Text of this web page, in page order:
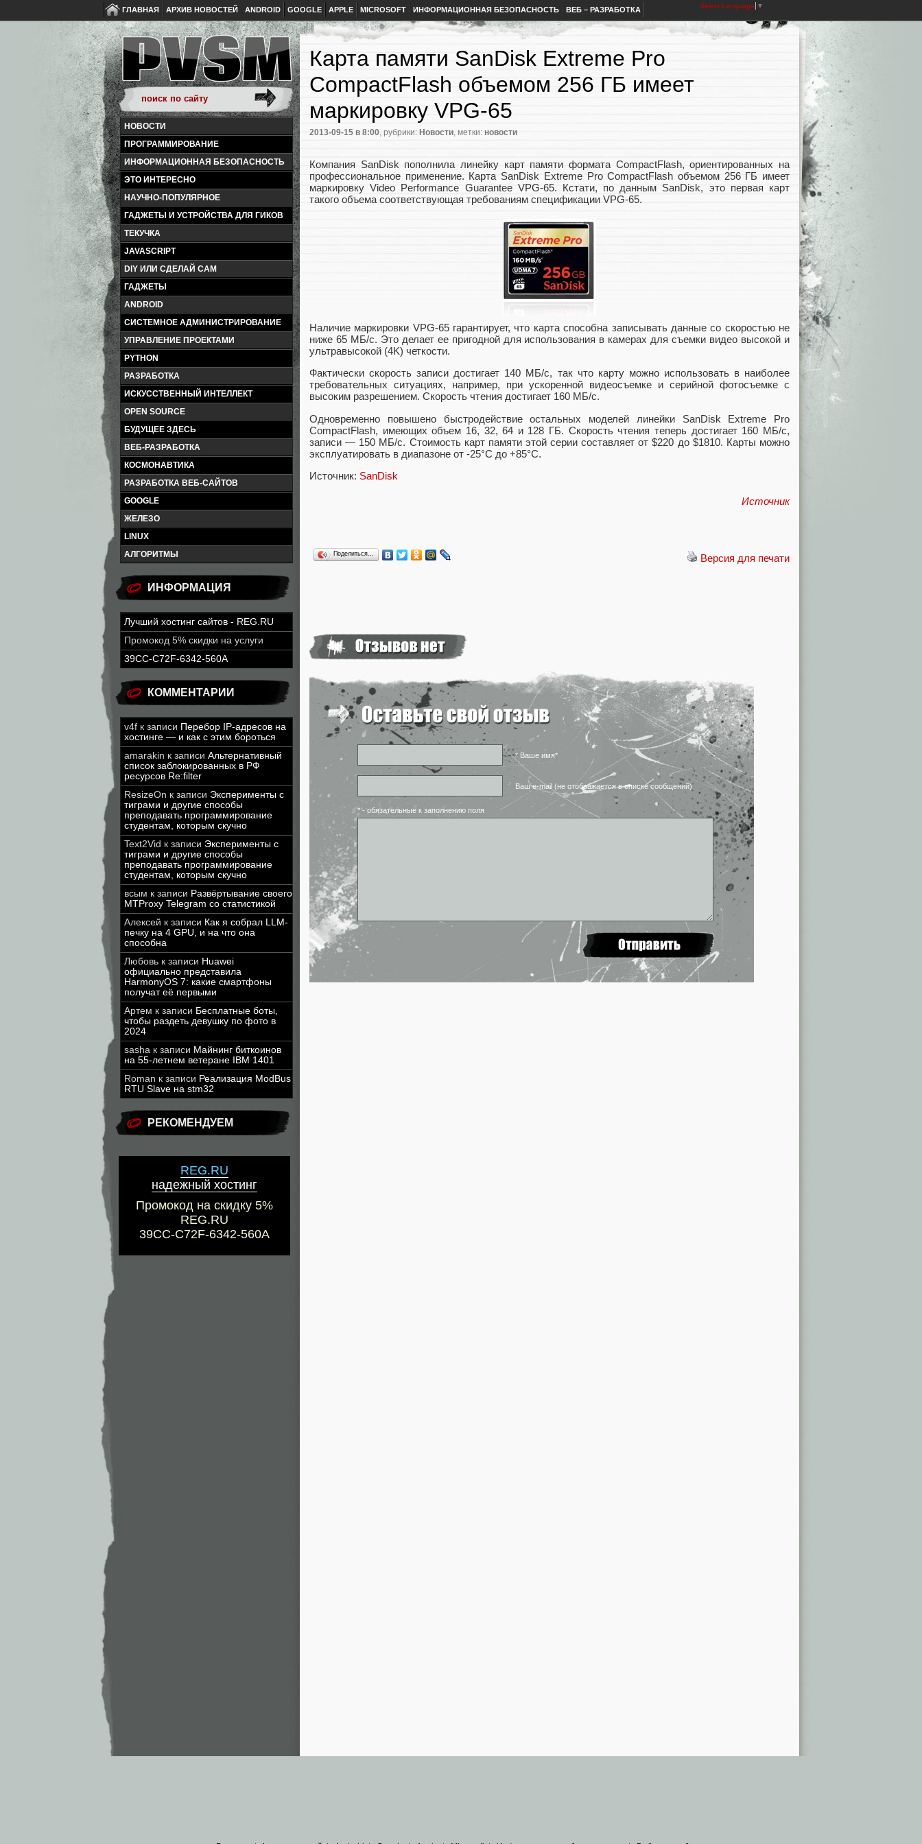
ГЛАВНАЯ АРХИВ НОВОСТЕЙ ANDROID GOOGLE APPLE MICROSOFT ИНФОРМАЦИОННАЯ БЕЗОПАСНОСТЬ ВЕБ – РАЗРАБОТКА Select Language ▼
НОВОСТИ
ПРОГРАММИРОВАНИЕ
ИНФОРМАЦИОННАЯ БЕЗОПАСНОСТЬ
ЭТО ИНТЕРЕСНО
НАУЧНО-ПОПУЛЯРНОЕ
ГАДЖЕТЫ И УСТРОЙСТВА ДЛЯ ГИКОВ
ТЕКУЧКА
JAVASCRIPT
DIY ИЛИ СДЕЛАЙ САМ
ГАДЖЕТЫ
ANDROID
СИСТЕМНОЕ АДМИНИСТРИРОВАНИЕ
УПРАВЛЕНИЕ ПРОЕКТАМИ
PYTHON
РАЗРАБОТКА
ИСКУССТВЕННЫЙ ИНТЕЛЛЕКТ
OPEN SOURCE
БУДУЩЕЕ ЗДЕСЬ
ВЕБ-РАЗРАБОТКА
КОСМОНАВТИКА
РАЗРАБОТКА ВЕБ-САЙТОВ
GOOGLE
ЖЕЛЕЗО
LINUX
АЛГОРИТМЫ
ИНФОРМАЦИЯ
Лучший хостинг сайтов - REG.RU
Промокод 5% скидки на услуги
39CC-C72F-6342-560A
КОММЕНТАРИИ
v4f к записи Перебор IP-адресов на
хостинге — и как с этим бороться
amarakin к записи Альтернативный
список заблокированных в РФ
ресурсов Re:filter
ResizeOn к записи Эксперименты с
тиграми и другие способы
преподавать программирование
студентам, которым скучно
Text2Vid к записи Эксперименты с
тиграми и другие способы
преподавать программирование
студентам, которым скучно
всым к записи Развёртывание своего
MTProxy Telegram со статистикой
Алексей к записи Как я собрал LLM-
печку на 4 GPU, и на что она
способна
Любовь к записи Huawei
официально представила
HarmonyOS 7: какие смартфоны
получат её первыми
Артем к записи Бесплатные боты,
чтобы раздеть девушку по фото в
2024
sasha к записи Майнинг биткоинов
на 55-летнем ветеране IBM 1401
Roman к записи Реализация ModBus
RTU Slave на stm32
РЕКОМЕНДУЕМ
REG.RU
надежный хостинг
Промокод на скидку 5%
REG.RU
39CC-C72F-6342-560A
Карта памяти SanDisk Extreme Pro
CompactFlash объемом 256 ГБ имеет
маркировку VPG-65
2013-09-15 в 8:00, рубрики: Новости, метки: новости
Компания SanDisk пополнила линейку карт памяти формата CompactFlash, ориентированных на
профессиональное применение. Карта SanDisk Extreme Pro CompactFlash объемом 256 ГБ имеет
маркировку Video Performance Guarantee VPG-65. Кстати, по данным SanDisk, это первая карт
такого объема соответствующая требованиям спецификации VPG-65.
Наличие маркировки VPG-65 гарантирует, что карта способна записывать данные со скоростью не
ниже 65 МБ/с. Это делает ее пригодной для использования в камерах для съемки видео высокой и
ультравысокой (4K) четкости.
Фактически скорость записи достигает 140 МБ/с, так что карту можно использовать в наиболее
требовательных ситуациях, например, при ускоренной видеосъемке и серийной фотосъемке с
высоким разрешением. Скорость чтения достигает 160 МБ/с.
Одновременно повышено быстродействие остальных моделей линейки SanDisk Extreme Pro
CompactFlash, имеющих объем 16, 32, 64 и 128 ГБ. Скорость чтения теперь достигает 160 МБ/с,
записи — 150 МБ/с. Стоимость карт памяти этой серии составляет от $220 до $1810. Карты можно
эксплуатировать в диапазоне от -25°C до +85°C.
Источник: SanDisk
Источник
Версия для печати
Поделиться…
* Ваше имя*
Ваш e-mail (не отображается в списке сообщений)
* - обязательные к заполнению поля